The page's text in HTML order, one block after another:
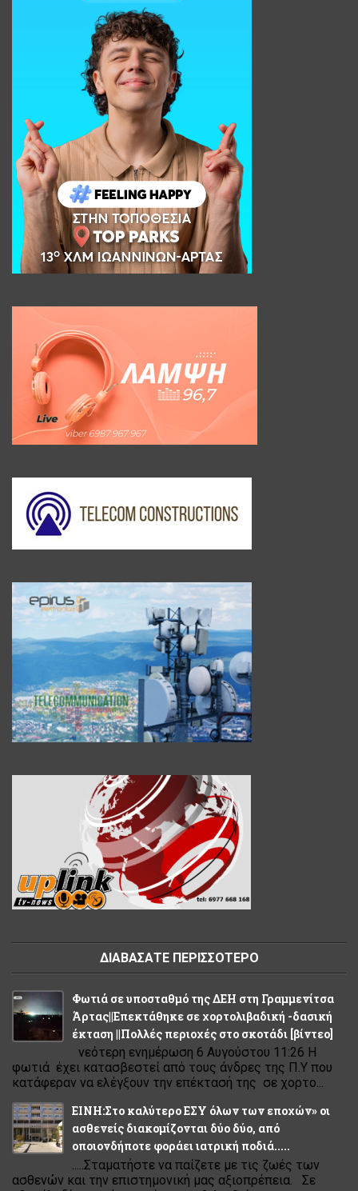
ΔΙΑΒΑΣΑΤΕ ΠΕΡΙΣΣΟΤΕΡΟ
Φωτιά σε υποσταθμό της ΔΕΗ στη Γραμμενίτσα
Άρτας||Επεκτάθηκε σε χορτολιβαδική -δασική
έκταση ||Πολλές περιοχές στο σκοτάδι [βίντεο]
νεότερη ενημέρωση 6 Αυγούστου 11:26 Η
φωτιά έχει κατασβεστεί από τους άνδρες της Π.Υ που
κατάφεραν να ελέγξουν την επέκτασή της σε χορτο...
ΕΙΝΗ:Στο καλύτερο ΕΣΥ όλων των εποχών» οι
ασθενείς διακομίζονται δύο δύο, από
οποιονδήποτε φοράει ιατρική ποδιά.....
.....Σταματήστε να παίζετε με τις ζωές των
ασθενών και την επιστημονική μας αξιοπρέπεια. Σε